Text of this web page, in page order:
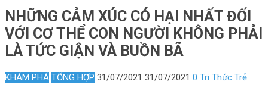
NHỮNG CẢM XÚC CÓ HẠI NHẤT ĐỐI
VỚI CƠ THỂ CON NGƯỜI KHÔNG PHẢI
LÀ TỨC GIẬN VÀ BUỒN BÃ
KHÁM PHÁ TỔNG HỢP 31/07/2021 31/07/2021 0 Tri Thức Trẻ